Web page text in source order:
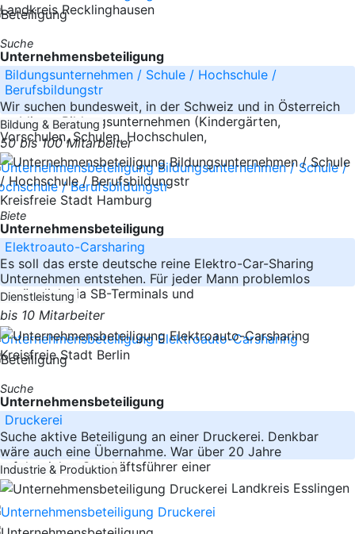
Landkreis Recklinghausen
Suche
Unternehmensbeteiligung
Bildungsunternehmen / Schule / Hochschule /
Berufsbildungstr
Wir suchen bundesweit, in der Schweiz und in Österreich
etablierte Bildungsunternehmen (Kindergärten,
Vorschulen, Schulen, Hochschulen,
Bildung & Beratung
50 bis 100 Mitarbeiter
Kreisfreie Stadt Hamburg
Biete
Unternehmensbeteiligung
Elektroauto-Carsharing
Es soll das erste deutsche reine Elektro-Car-Sharing
Unternehmen entstehen. Für jeder Mann problemlos
zugänglich via SB-Terminals und
Dienstleistung
bis 10 Mitarbeiter
Kreisfreie Stadt Berlin
Suche
Unternehmensbeteiligung
Druckerei
Suche aktive Beteiligung an einer Druckerei. Denkbar
wäre auch eine Übernahme. War über 20 Jahre
erfolgreicher Geschäftsführer einer
Industrie & Produktion
Landkreis Esslingen